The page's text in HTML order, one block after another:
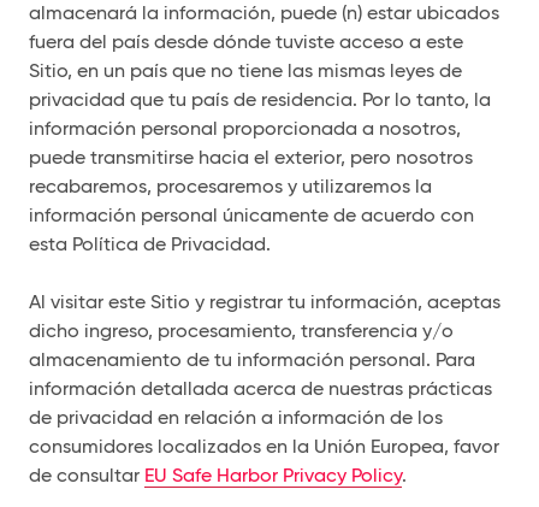
almacenará la información, puede (n) estar ubicados
fuera del país desde dónde tuviste acceso a este
Sitio, en un país que no tiene las mismas leyes de
privacidad que tu país de residencia. Por lo tanto, la
información personal proporcionada a nosotros,
puede transmitirse hacia el exterior, pero nosotros
recabaremos, procesaremos y utilizaremos la
información personal únicamente de acuerdo con
esta Política de Privacidad.
Al visitar este Sitio y registrar tu información, aceptas
dicho ingreso, procesamiento, transferencia y/o
almacenamiento de tu información personal. Para
información detallada acerca de nuestras prácticas
de privacidad en relación a información de los
consumidores localizados en la Unión Europea, favor
de consultar EU Safe Harbor Privacy Policy.